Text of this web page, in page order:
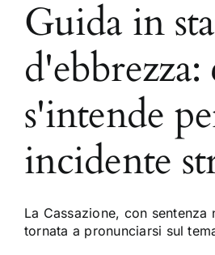
Guida in
d'ebbrezza:
s'intende
incidente
La Cassazione, con sentenza
tornata a pronunciarsi sul